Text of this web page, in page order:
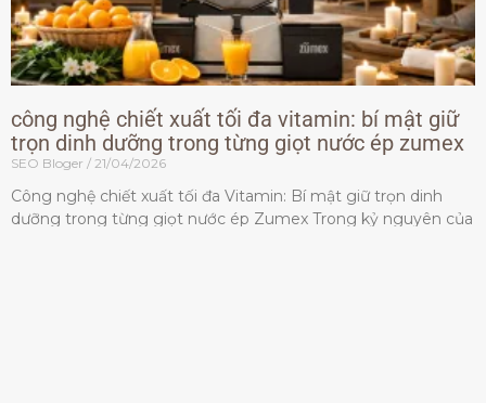
công nghệ chiết xuất tối đa vitamin: bí mật giữ
trọn dinh dưỡng trong từng giọt nước ép zumex
SEO Bloger 21/04/2026
Công nghệ chiết xuất tối đa Vitamin: Bí mật giữ trọn dinh
dưỡng trong từng giọt nước ép Zumex Trong kỷ nguyên của